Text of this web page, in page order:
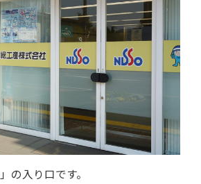
の入り口です。